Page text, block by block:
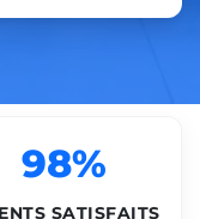
98%
SATISFAITS